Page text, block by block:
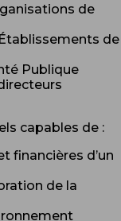
de
de
Publique
capables de :
financières d’un
de la